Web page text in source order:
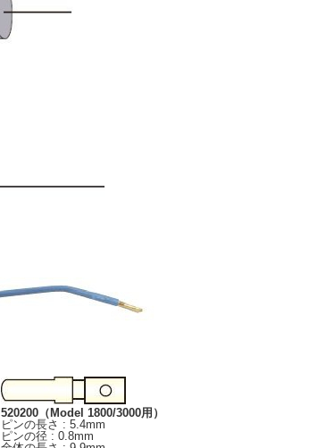
520200（Model 1800/3000用）
ピンの長さ : 5.4mm
ピンの径 : 0.8mm